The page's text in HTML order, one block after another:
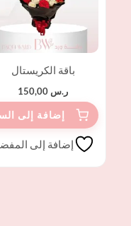
باقة الكريستال
ر.س
إضافة إلى